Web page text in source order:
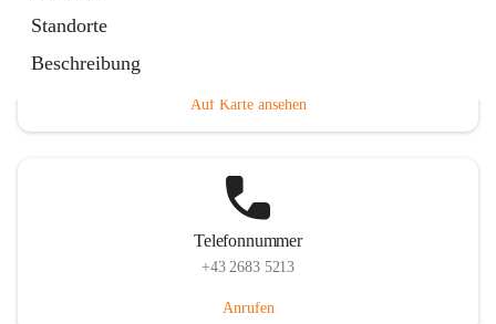
Standorte
Beschreibung
Auf Karte ansehen
Telefonnummer
+43 2683 5213
Anrufen